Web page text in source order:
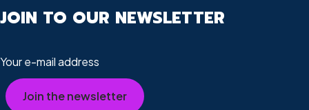
JOIN TO OUR NEWSLETTER
Your e-mail address
Join the newsletter